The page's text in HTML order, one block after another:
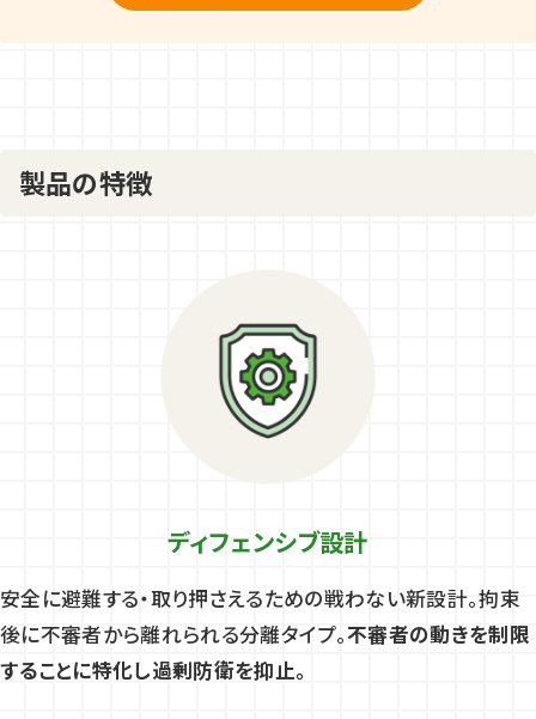
製品の特徴
ディフェンシブ設計
安全に避難する・取り押さえるための戦わない新設計。拘束
後に不審者から離れられる分離タイプ。不審者の動きを制限
することに特化し過剰防衛を抑止。